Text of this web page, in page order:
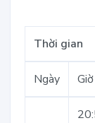
Thời gian
Ngày Giờ